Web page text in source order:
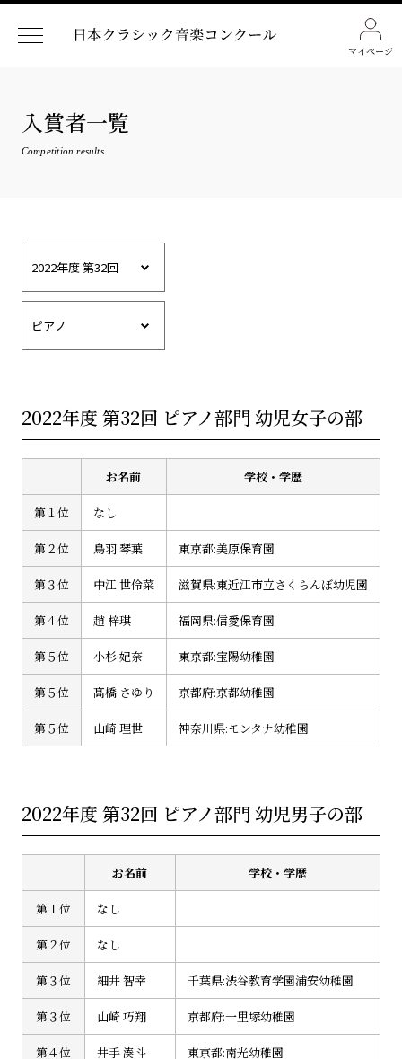
マイページ
入賞者一覧
Competition results
2022年度 第32回 ピアノ部門 幼児女子の部
お名前 学校・学歴
第１位 なし
第２位 鳥羽 琴葉 東京都:美原保育園
第３位 中江 世伶菜 滋賀県:東近江市立さくらんぼ幼児園
第４位 趙 梓琪 福岡県:信愛保育園
第５位 小杉 妃奈 東京都:宝陽幼稚園
第５位 髙橋 さゆり 京都府:京都幼稚園
第５位 山崎 理世 神奈川県:モンタナ幼稚園
2022年度 第32回 ピアノ部門 幼児男子の部
お名前 学校・学歴
第１位 なし
第２位 なし
第３位 細井 智幸 千葉県:渋谷教育学園浦安幼稚園
第３位 山崎 巧翔 京都府:一里塚幼稚園
第４位 井手 湊斗 東京都:南光幼稚園